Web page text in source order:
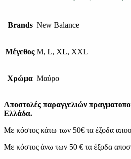
Brands New Balance
Μέγεθος M, L, XL, XXL
Χρώμα Μαύρο
Αποστολές παραγγελιών
Ελλάδα.
Με κόστος κάτω των 50€ τα έξοδα
Με κόστος άνω των 50 € τα έξοδα